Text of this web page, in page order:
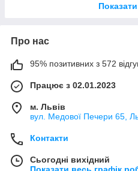
Про нас
95% позитивних з 572
Працює з 02.01.2023
м. Львів
вул. Медової Печери 65,
Контакти
Сьогодні вихідний
Показати весь графік